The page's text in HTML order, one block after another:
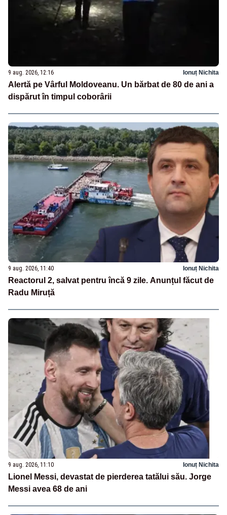
9 aug. 2026, 12:16 Ionuț Nichita
Alertă pe Vârful Moldoveanu. Un bărbat de 80 de ani a
dispărut în timpul coborârii
9 aug. 2026, 11:40 Ionuț Nichita
Reactorul 2, salvat pentru încă 9 zile. Anunțul făcut de
Radu Miruță
9 aug. 2026, 11:10 Ionuț Nichita
Lionel Messi, devastat de pierderea tatălui său. Jorge
Messi avea 68 de ani